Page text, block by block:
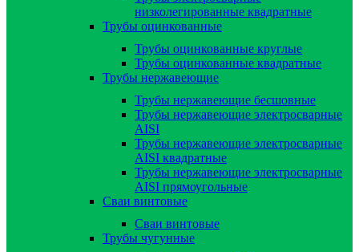
низколегированные квадратные
Трубы оцинкованные
Трубы оцинкованные круглые
Трубы оцинкованные квадратные
Трубы нержавеющие
Трубы нержавеющие бесшовные
Трубы нержавеющие электросварные
AISI
Трубы нержавеющие электросварные
AISI квадратные
Трубы нержавеющие электросварные
AISI прямоугольные
Сваи винтовые
Сваи винтовые
Трубы чугунные